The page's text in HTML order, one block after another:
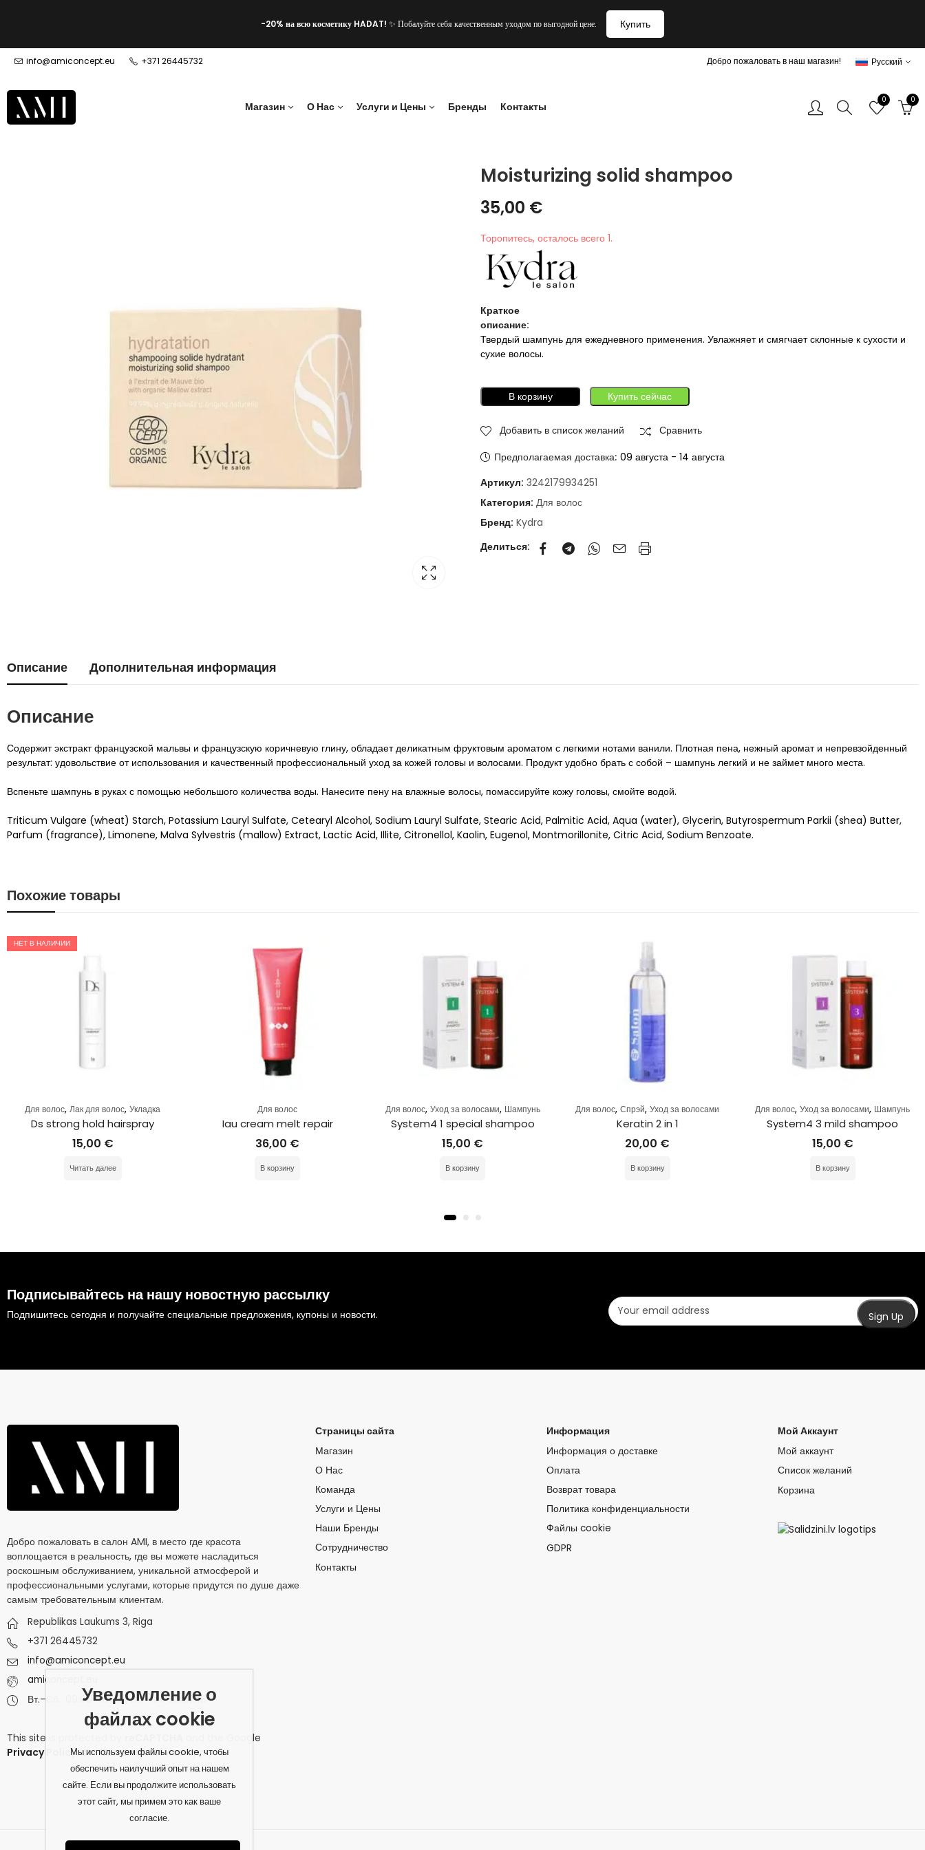
-20% на всю косметику HADAT! ✨ Побалуйте себя качественным уходом по выгодной цене. Купить
info@amiconcept.eu +371 26445732 Добро пожаловать в наш магазин! Русский
Магазин О Нас Услуги и Цены Бренды Контакты
0 0
Moisturizing solid shampoo
35,00 €
Торопитесь, осталось всего 1.
Краткое
описание:
Твердый шампунь для ежедневного применения. Увлажняет и смягчает склонные к сухости и
сухие волосы.
В корзину Купить сейчас
Добавить в список желаний
Сравнить
Предполагаемая доставка: 09 августа - 14 августа
Артикул: 3242179934251
Категория: Для волос
Бренд: Kydra
Делиться:
Описание Дополнительная информация
Описание
Содержит экстракт французской мальвы и французскую коричневую глину, обладает деликатным фруктовым ароматом с легкими нотами ванили. Плотная пена, нежный аромат и непревзойденный
результат: удовольствие от использования и качественный профессиональный уход за кожей головы и волосами. Продукт удобно брать с собой – шампунь легкий и не займет много места.
Вспеньте шампунь в руках с помощью небольшого количества воды. Нанесите пену на влажные волосы, помассируйте кожу головы, смойте водой.
Triticum Vulgare (wheat) Starch, Potassium Lauryl Sulfate, Cetearyl Alcohol, Sodium Lauryl Sulfate, Stearic Acid, Palmitic Acid, Aqua (water), Glycerin, Butyrospermum Parkii (shea) Butter,
Parfum (fragrance), Limonene, Malva Sylvestris (mallow) Extract, Lactic Acid, Illite, Citronellol, Kaolin, Eugenol, Montmorillonite, Citric Acid, Sodium Benzoate.
Похожие товары
НЕТ В НАЛИЧИИ
Для волос,Лак для волос,Укладка
Ds strong hold hairspray
15,00 €
Читать далее
Для волос
Iau cream melt repair
36,00 €
В корзину
Для волос, Уход за волосами, Шампунь
System4 1 special shampoo
15,00 €
В корзину
Для волос,Спрэй,Уход за волосами
Keratin 2 in 1
20,00 €
В корзину
Для волос,Уход за волосами, Шампунь
System4 3 mild shampoo
15,00 €
В корзину
Подписывайтесь на нашу новостную рассылку
Подпишитесь сегодня и получайте специальные предложения, купоны и новости.
Добро пожаловать в салон AMI, в место где красота
воплощается в реальность, где вы можете насладиться
роскошным обслуживанием, уникальной атмосферой и
профессиональными услугами, которые придутся по душе даже
самым требовательным клиентам.
Republikas Laukums 3, Riga
+371 26445732
info@amiconcept.eu
amiconcept.eu
Вт.–Сб.: 09:00–19:00 | Вс.–Пн.: Закрыто
This site is protected by
and the Google
Privacy PolicyandTerms of Serviceapply.
Страницы сайта
Магазин
О Нас
Команда
Услуги и Цены
Наши Бренды
Сотрудничество
Контакты
Информация
Информация о доставке
Оплата
Возврат товара
Политика конфиденциальности
Файлы cookie
GDPR
Мой Аккаунт
Мой аккаунт
Список желаний
Корзина
Уведомление о
файлах cookie
Мы используем файлы cookie, чтобы
обеспечить наилучший опыт на нашем
сайте. Если вы продолжите использовать
этот сайт, мы примем это как ваше
согласие.